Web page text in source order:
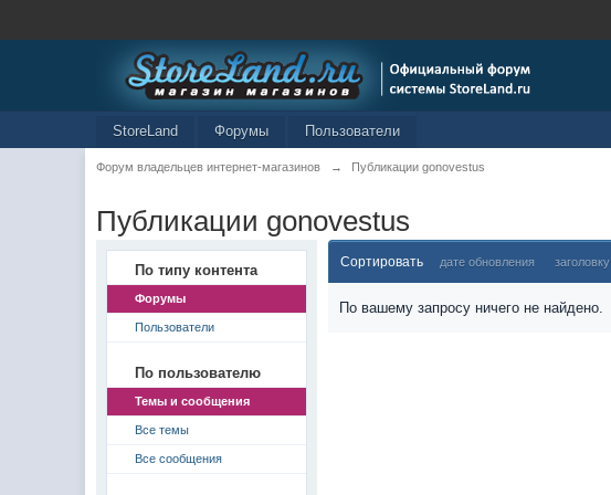
StoreLand Форумы Пользователи
Форум владельцев интернет-магазинов → Публикации gonovestus
Публикации gonovestus
По типу контента
Форумы
Пользователи
По пользователю
Темы и сообщения
Все темы
Все сообщения
Сортировать дате обновления заголовку
По вашему запросу ничего не найдено.